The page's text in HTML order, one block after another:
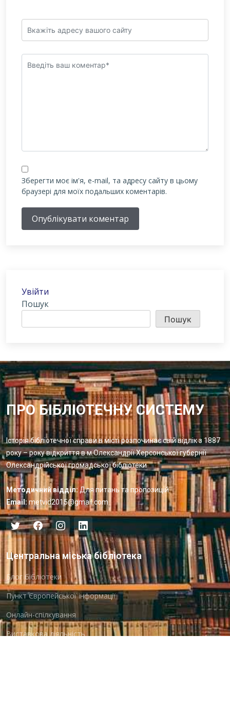
Зберегти моє ім'я, e-mail, та адресу сайту в цьому
браузері для моїх подальших коментарів.
Опублікувати коментар
Увійти
Пошук
Пошук
ПРО БІБЛІОТЕЧНУ СИСТЕМУ
Історія бібліотечної справи в місті розпочинає свій відлік з 1887
року – року відкриття в м.Олександрії Херсонської губернії
Олександрійської громадської бібліотеки
Методичний відділ: Для питань та пропозицій
Email: metvid2015@gmail.com
Центральна міська бібліотека
Блог бібліотеки
Пункт Європейської інформації
Онлайн-спілкування
Виставкова діяльність